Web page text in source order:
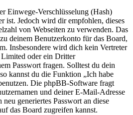
Einwege-Verschlüsselung (Hash)
ist. Jedoch wird dir empfohlen, dieses
von Webseiten zu verwenden. Das
deinem Benutzerkonto für das Board,
Insbesondere wird dich kein Vertreter
oder ein Dritter
Passwort fragen. Solltest du dein
kannst du die Funktion „Ich habe
Die phpBB-Software fragt
und deiner E-Mail-Adresse
generiertes Passwort an diese
das Board zugreifen kannst.